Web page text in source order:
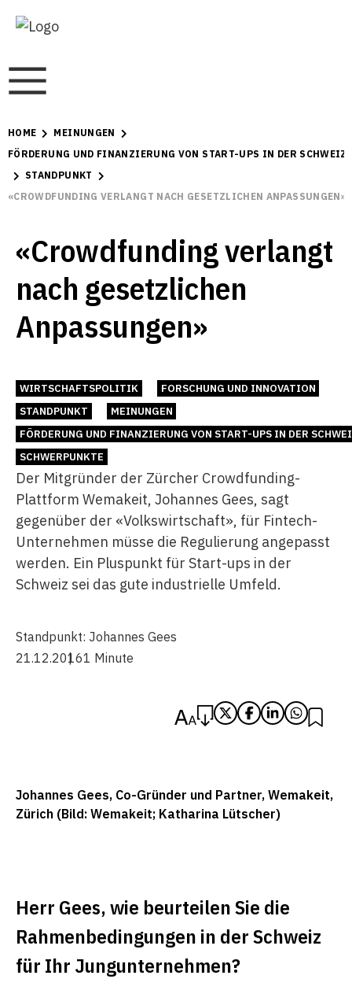
HOME
MEINUNGEN
FÖRDERUNG UND FINANZIERUNG VON START-UPS IN DER SCHWEIZ
STANDPUNKT
«CROWDFUNDING VERLANGT NACH GESETZLICHEN ANPASSUNGEN»
«Crowdfunding verlangt
nach gesetzlichen
Anpassungen»
WIRTSCHAFTSPOLITIK
FORSCHUNG UND INNOVATION
STANDPUNKT
MEINUNGEN
FÖRDERUNG UND FINANZIERUNG VON START-UPS IN DER
SCHWERPUNKTE
Der Mitgründer der Zürcher Crowdfunding-
Plattform Wemakeit, Johannes Gees, sagt
gegenüber der «Volkswirtschaft», für Fintech-
Unternehmen müsse die Regulierung angepasst
werden. Ein Pluspunkt für Start-ups in der
Schweiz sei das gute industrielle Umfeld.
Standpunkt: Johannes Gees
21.12.20161 Minute
Johannes Gees, Co-Gründer und Partner, Wemakeit,
Zürich (Bild: Wemakeit; Katharina Lütscher)
Herr Gees, wie beurteilen Sie die
Rahmenbedingungen in der Schweiz
für Ihr Jungunternehmen?